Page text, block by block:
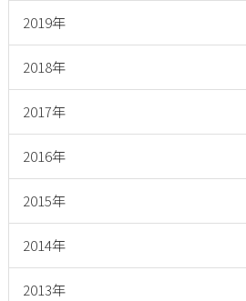
2019年
2018年
2017年
2016年
2015年
2014年
2013年